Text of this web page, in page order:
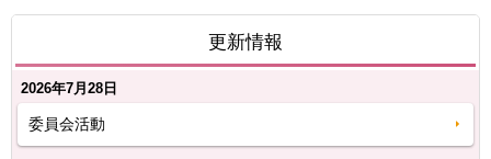
更新情報
2026年7月28日
委員会活動